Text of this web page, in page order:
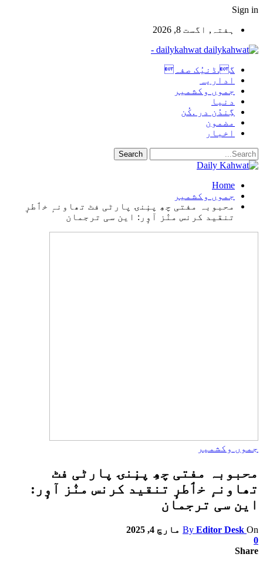
Sign in
ہفتہ, اگست 8, 2026
dailykahwat -
گ.ڈنیُک صفہ
اداریہ
جموں وکشمیر
دنیا
گِندُن در .کُن
مضمون
اخبار
Home
جموں وکشمیر
محبوبہ مفتی چھِ پنٕنۍ پارٹی فٹ تھاونہٕ خٲطرٕ
تنقید کرنس منٛز آوٕر: این سی ترجمان
جموں وکشمیر
محبوبہ مفتی چھِ پنٕنۍ پارٹی فٹ
تھاونہٕ خٲطرٕ تنقید کرنس منٛز آوٕر:
این سی ترجمان
By Editor Desk On
مارچ 4, 2025
0
Share